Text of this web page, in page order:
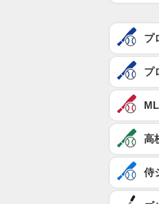
プ
プ
高
侍